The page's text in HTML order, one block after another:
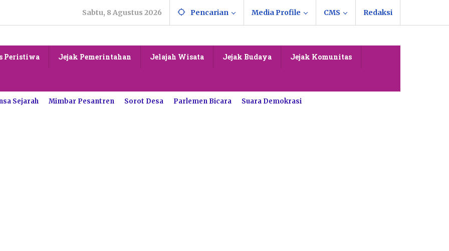
Sabtu, 8 Agustus 2026 Pencarian Media Profile CMS Redaksi
Peristiwa Jejak Pemerintahan Jelajah Wisata Jejak Budaya Jejak Komunitas
Sejarah Mimbar Pesantren Sorot Desa Parlemen Bicara Suara Demokrasi